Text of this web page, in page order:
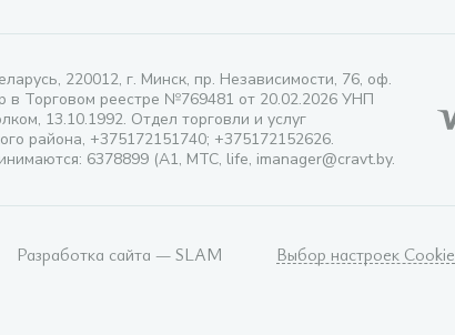
220012, г. Минск, пр. Независимости, 76, оф.
в Торговом реестре №769481 от 20.02.2026 УНП
13.10.1992. Отдел торговли и услуг
района, +375172151740; +375172152626.
6378899 (А1, МТС, life, imanager@cravt.by.
Разработка сайта — SLAM Выбор настроек Cookie